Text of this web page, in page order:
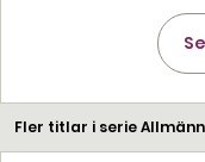
Fler titlar i serie